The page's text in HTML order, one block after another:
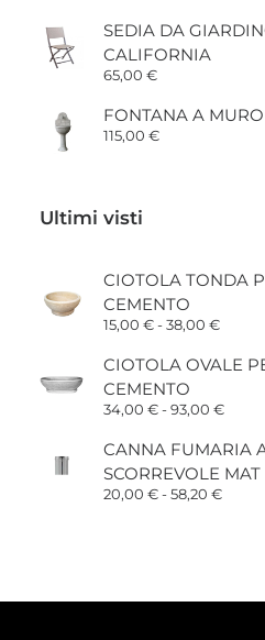
originale
era:
2.360,00 €.
è:
SEDIA DA
CALIFORNIA
65,00 €
FONTANA A
115,00 €
Ultimi visti
CIOTOLA TONDA
CEMENTO
15,00 €-38,00 €Fascia
da
a
CIOTOLA OVALE
CEMENTO
34,00 €-93,00 €Fascia
da
CANNA FUMARIA
SCORREVOLE
20,00 €-58,20 €Fascia